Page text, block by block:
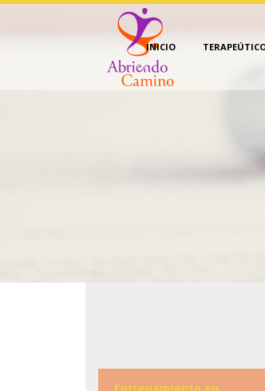
INICIO